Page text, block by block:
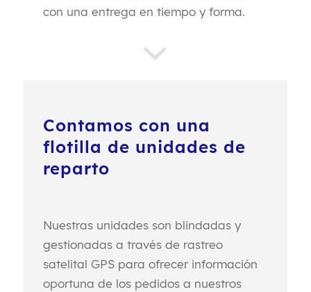
con una entrega en tiempo y forma.
Contamos con una
flotilla de unidades de
reparto
Nuestras unidades son blindadas y
gestionadas a través de rastreo
satelital GPS para ofrecer información
oportuna de los pedidos a nuestros